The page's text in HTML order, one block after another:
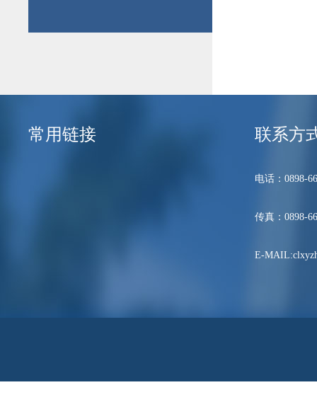
常用链接 联系方
电话：0898-
传真：0898-
E-